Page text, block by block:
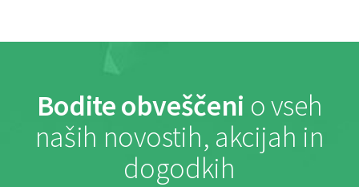
Bodite obveščeni o vseh
naših novostih, akcijah in
dogodkih